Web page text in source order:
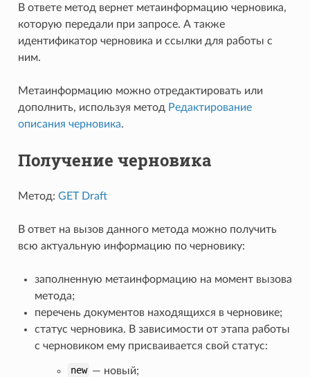
В ответе метод вернет метаинформацию черновика,
которую передали при запросе. А также
идентификатор черновика и ссылки для работы с
ним.
Метаинформацию можно отредактировать или
дополнить, используя метод Редактирование
описания черновика.
Получение черновика
Метод: GET Draft
В ответ на вызов данного метода можно получить
всю актуальную информацию по черновику:
заполненную метаинформацию на момент вызова
метода;
перечень документов находящихся в черновике;
статус черновика. В зависимости от этапа работы
с черновиком ему присваивается свой статус:
new — новый;